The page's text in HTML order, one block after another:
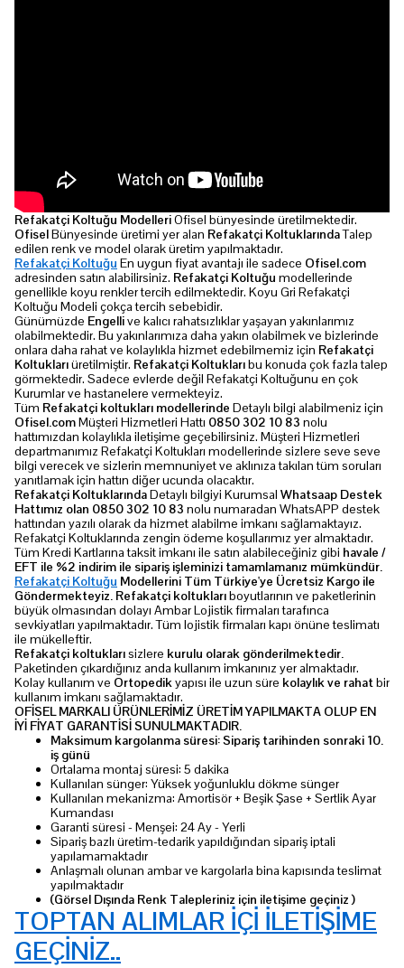
Refakatçi Koltuğu ModelleriOfisel bünyesinde üretilmektedir.
OfiselBünyesinde üretimi yer alan Refakatçi KoltuklarındaTalep
edilen renk ve model olarak üretim yapılmaktadır.
Refakatçi Koltuğu En uygun fiyat avantajı ile sadece Ofisel.com
adresinden satın alabilirsiniz. Refakatçi Koltuğu modellerinde
genellikle koyu renkler tercih edilmektedir. Koyu Gri Refakatçi
Koltuğu Modeli çokça tercih sebebidir.
Günümüzde Engellive kalıcı rahatsızlıklar yaşayan yakınlarımız
olabilmektedir. Bu yakınlarımıza daha yakın olabilmek ve bizlerinde
onlara daha rahat ve kolaylıkla hizmet edebilmemiz için Refakatçi
Koltuklarıüretilmiştir. Refakatçi Koltuklarıbu konuda çok fazla talep
görmektedir. Sadece evlerde değil Refakatçi Koltuğunu en çok
Kurumlar ve hastanelere vermekteyiz.
Tüm Refakatçi koltukları modellerinde Detaylı bilgi alabilmeniz için
Ofisel.comMüşteri Hizmetleri Hattı 0850 302 10 83 nolu
hattımızdan kolaylıkla iletişime geçebilirsiniz. Müşteri Hizmetleri
departmanımız Refakatçi Koltukları modellerinde sizlere seve seve
bilgi verecek ve sizlerin memnuniyet ve aklınıza takılan tüm soruları
yanıtlamak için hattın diğer ucunda olacaktır.
Refakatçi KoltuklarındaDetaylı bilgiyi Kurumsal Whatsaap Destek
Hattımız olan 0850 302 10 83 nolu numaradan WhatsAPP destek
hattından yazılı olarak da hizmet alabilme imkanı sağlamaktayız.
Refakatçi Koltuklarında zengin ödeme koşullarımız yer almaktadır.
Tüm Kredi Kartlarına taksit imkanı ile satın alabileceğiniz gibi havale /
EFT ile %2 indirim ile sipariş işleminizi tamamlamanız mümkündür.
Refakatçi Koltuğu Modellerini Tüm Türkiye'ye Ücretsiz Kargo ile
Göndermekteyiz. Refakatçi koltuklarıboyutlarının ve paketlerinin
büyük olmasından dolayı Ambar Lojistik firmaları tarafınca
sevkiyatları yapılmaktadır. Tüm lojistik firmaları kapı önüne teslimatı
ile mükelleftir.
Refakatçi koltuklarısizlere kurulu olarak gönderilmektedir.
Paketinden çıkardığınız anda kullanım imkanınız yer almaktadır.
Kolay kullanım ve Ortopedikyapısı ile uzun süre kolaylık ve rahatbir
kullanım imkanı sağlamaktadır.
OFİSEL MARKALI ÜRÜNLERİMİZ ÜRETİM YAPILMAKTA OLUP EN
İYİ FİYAT GARANTİSİ SUNULMAKTADIR.
Maksimum kargolanma süresi: Sipariş tarihinden sonraki 10.
iş günü
Ortalama montaj süresi: 5 dakika
Kullanılan sünger: Yüksek yoğunluklu dökme sünger
Kullanılan mekanizma: Amortisör + Beşik Şase + Sertlik Ayar
Kumandası
Garanti süresi - Menşei: 24 Ay - Yerli
Sipariş bazlı üretim-tedarik yapıldığından sipariş iptali
yapılamamaktadır
Anlaşmalı olunan ambar ve kargolarla bina kapısında teslimat
yapılmaktadır
(Görsel Dışında Renk Talepleriniz için iletişime geçiniz )
TOPTAN ALIMLAR İÇİ İLETİŞİME
GEÇİNİZ..